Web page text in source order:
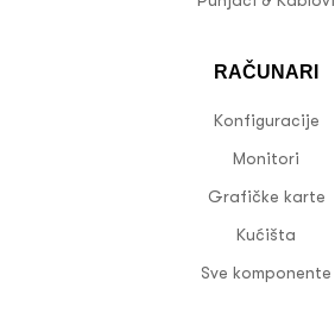
RAČUNARI
Konfiguracije
Monitori
Grafičke karte
Kućišta
Sve komponente